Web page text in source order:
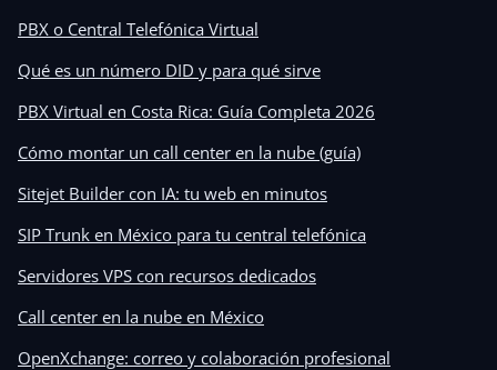
PBX o Central Telefónica Virtual
Qué es un número DID y para qué sirve
PBX Virtual en Costa Rica: Guía Completa 2026
Cómo montar un call center en la nube (guía)
Sitejet Builder con IA: tu web en minutos
SIP Trunk en México para tu central telefónica
Servidores VPS con recursos dedicados
Call center en la nube en México
OpenXchange: correo y colaboración profesional